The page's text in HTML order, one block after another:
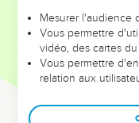
leur foi ou leur vision.
et les saisons difficiles
sont
Dans cette
clés pour avancer
Mesurer l'audience
Vous permettre
vidéo, des cartes
Vous permettre
relation aux